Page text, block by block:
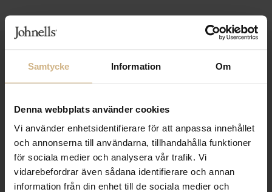
Samtycke Information Om
Denna webbplats använder cookies
Vi använder enhetsidentifierare för att anpassa innehållet
och annonserna till användarna, tillhandahålla funktioner
för sociala medier och analysera vår trafik. Vi
vidarebefordrar även sådana identifierare och annan
information från din enhet till de sociala medier och
Håll dig uppdaterad
PRENUMERERA PÅ VÅRT NYHETSBREV